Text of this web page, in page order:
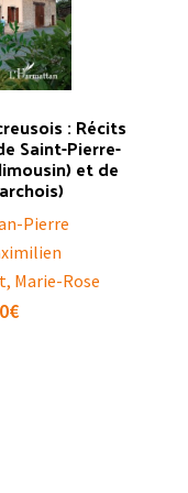
: Récits
Saint-Pierre-
et de
Pierre
Marie-Rose
€